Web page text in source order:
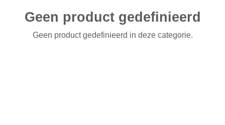
Geen product gedefinieerd
Geen product gedefinieerd in deze categorie.